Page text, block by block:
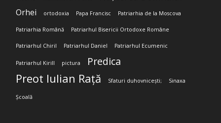
Orhei ortodoxia Papa Francisc Patriarhia de la Moscova
Patriarhia Română Patriarhul Bisericii Ortodoxe Române
Patriarhul Chiril Patriarhul Daniel Patriarhul Ecumenic
Patriarhul Kirill pictura Predica
Preot Iulian Rață Sfaturi duhovnicești; Sinaxa
Școală